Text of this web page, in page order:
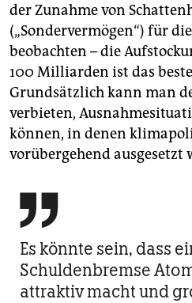
der Zunahme von
(„Sondervermögen“) für
beobachten – die
100 Milliarden ist das
Grundsätzlich kann man
verbieten,
können, in denen
vorübergehend ausgesetzt

Es könnte sein, dass
Schuldenbremse
attraktiv macht und